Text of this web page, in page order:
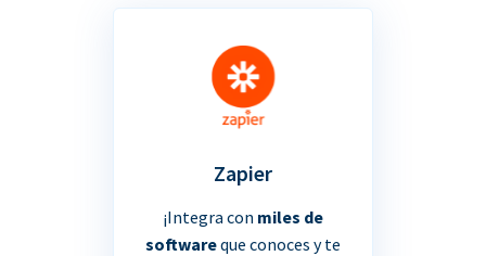
Zapier
¡Integra con miles de
softwareque conoces y te